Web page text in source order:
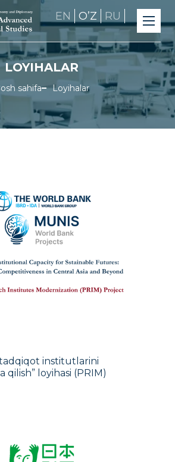
EN OʼZ RU
LOYIHALAR
sahifa Loyihalar
institutlarini
qilish” loyihasi (PRIM)